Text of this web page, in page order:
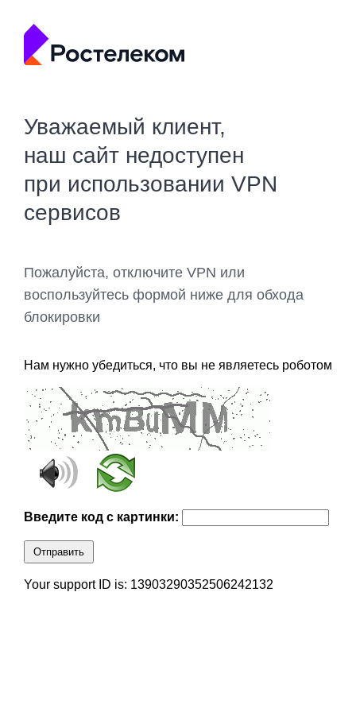
Уважаемый клиент,
наш сайт недоступен
при использовании VPN
сервисов
Пожалуйста, отключите VPN или
воспользуйтесь формой ниже для обхода
блокировки
Нам нужно убедиться, что вы не являетесь роботом
Введите код с картинки:
Отправить
Your support ID is: 13903290352506242132